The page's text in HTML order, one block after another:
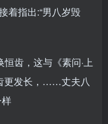
着指出:“男八岁毁
齿，这与《素问·上
更发长，……丈夫八